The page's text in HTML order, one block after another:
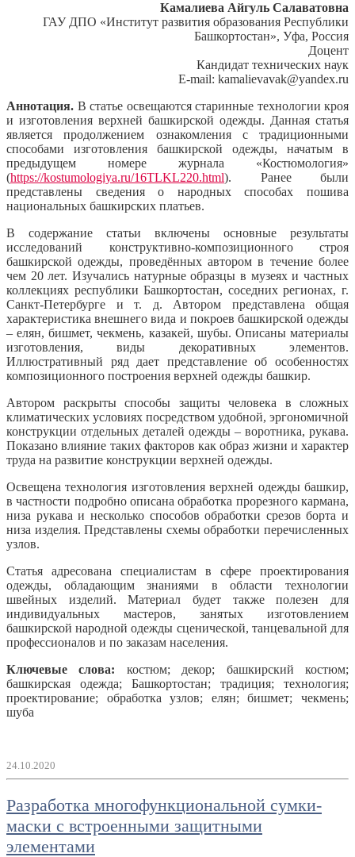
Камалиева Айгуль Салаватовна
ГАУ ДПО «Институт развития образования Республики
Башкортостан», Уфа, Россия
Доцент
Кандидат технических наук
E-mail: kamalievavak@yandex.ru
Аннотация. В статье освещаются старинные технологии кроя
и изготовления верхней башкирской одежды. Данная статья
является продолжением ознакомления с традиционными
способами изготовления башкирской одежды, начатым в
предыдущем номере журнала «Костюмология»
(https://kostumologiya.ru/16TLKL220.html). Ранее были
представлены сведения о народных способах пошива
национальных башкирских платьев.
В содержание статьи включены основные результаты
исследований конструктивно-композиционного строя
башкирской одежды, проведённых автором в течение более
чем 20 лет. Изучались натурные образцы в музеях и частных
коллекциях республики Башкортостан, соседних регионах, г.
Санкт-Петербурге и т. д. Автором представлена общая
характеристика внешнего вида и покроев башкирской одежды
– елян, бишмет, чекмень, казакей, шубы. Описаны материалы
изготовления, виды декоративных элементов.
Иллюстративный ряд дает представление об особенностях
композиционного построения верхней одежды башкир.
Автором раскрыты способы защиты человека в сложных
климатических условиях посредством удобной, эргономичной
конструкции отдельных деталей одежды – воротника, рукава.
Показано влияние таких факторов как образ жизни и характер
труда на развитие конструкции верхней одежды.
Освещена технология изготовления верхней одежды башкир,
в частности подробно описана обработка прорезного кармана,
низа рукава и несколько способов обработки срезов борта и
низа изделия. Представлены схемы обработки перечисленных
узлов.
Статья адресована специалистам в сфере проектирования
одежды, обладающим знаниями в области технологии
швейных изделий. Материал будет также полезен для
индивидуальных мастеров, занятых изготовлением
башкирской народной одежды сценической, танцевальной для
профессионалов и по заказам населения.
Ключевые слова: костюм; декор; башкирский костюм;
башкирская одежда; Башкортостан; традиция; технология;
проектирование; обработка узлов; елян; бишмет; чекмень;
шуба
24.10.2020
Разработка многофункциональной сумки-
маски с встроенными защитными
элементами